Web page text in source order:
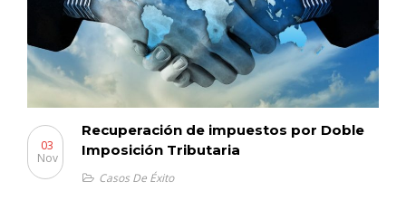
Recuperación de impuestos por Doble
Imposición Tributaria
03
Nov
Casos De Éxito